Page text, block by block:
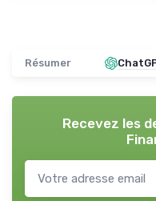
Résumer
Recevez les